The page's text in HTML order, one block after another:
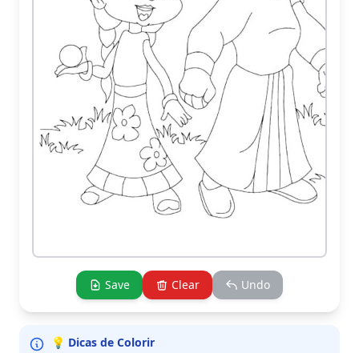
Save Clear Undo
💡 Dicas de Colorir